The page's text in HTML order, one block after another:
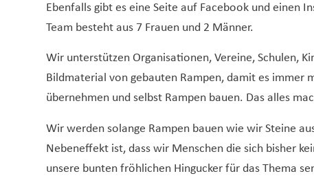
Ebenfalls gibt es eine Seite auf Facebook und einen
Team besteht aus 7 Frauen und 2 Männer.
Wir unterstützen Organisationen, Vereine, Schulen,
Bildmaterial von gebauten Rampen, damit es
übernehmen und selbst Rampen bauen. Das alles
Wir werden solange Rampen bauen wie wir Steine
Nebeneffekt ist, dass wir Menschen die sich bisher
unsere bunten fröhlichen Hingucker für das Thema